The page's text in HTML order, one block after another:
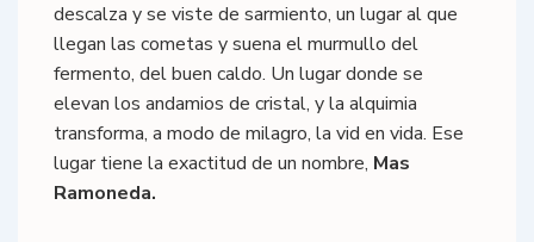
descalza y se viste de sarmiento, un lugar al que
llegan las cometas y suena el murmullo del
fermento, del buen caldo. Un lugar donde se
elevan los andamios de cristal, y la alquimia
transforma, a modo de milagro, la vid en vida. Ese
lugar tiene la exactitud de un nombre, Mas
Ramoneda.